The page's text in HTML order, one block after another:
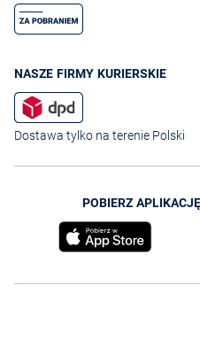
NASZE FIRMY KURIERSKIE
Dostawa tylko na terenie Polski
POBIERZ